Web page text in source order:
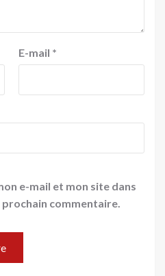
E-mail *
e-mail et mon site dans
commentaire.